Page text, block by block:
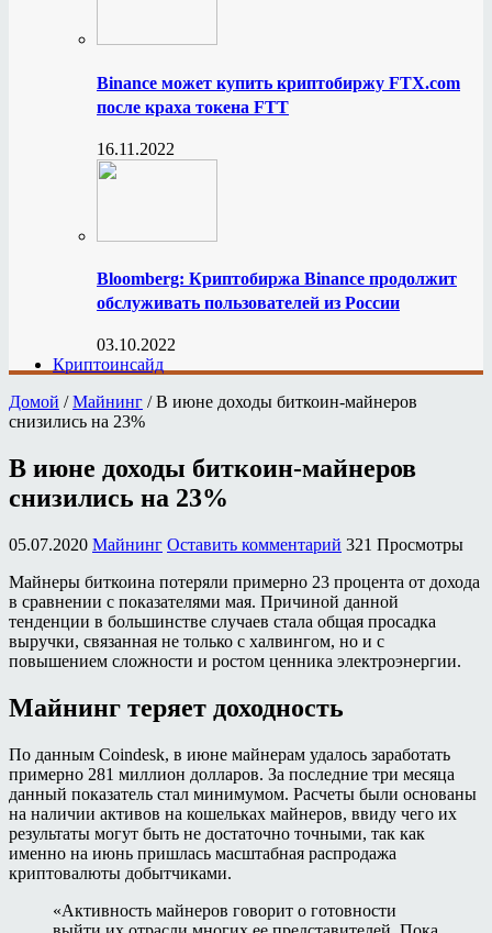
Binance может купить криптобиржу FTX.com
после краха токена FTT
16.11.2022
Bloomberg: Криптобиржа Binance продолжит
обслуживать пользователей из России
03.10.2022
Криптоинсайд
Домой / Майнинг / В июне доходы биткоин-майнеров
снизились на 23%
В июне доходы биткоин-майнеров
снизились на 23%
05.07.2020 Майнинг Оставить комментарий 321 Просмотры
Майнеры биткоина потеряли примерно 23 процента от дохода
в сравнении с показателями мая. Причиной данной
тенденции в большинстве случаев стала общая просадка
выручки, связанная не только с халвингом, но и с
повышением сложности и ростом ценника электроэнергии.
Майнинг теряет доходность
По данным Coindesk, в июне майнерам удалось заработать
примерно 281 миллион долларов. За последние три месяца
данный показатель стал минимумом. Расчеты были основаны
на наличии активов на кошельках майнеров, ввиду чего их
результаты могут быть не достаточно точными, так как
именно на июнь пришлась масштабная распродажа
криптовалюты добытчиками.
«Активность майнеров говорит о готовности